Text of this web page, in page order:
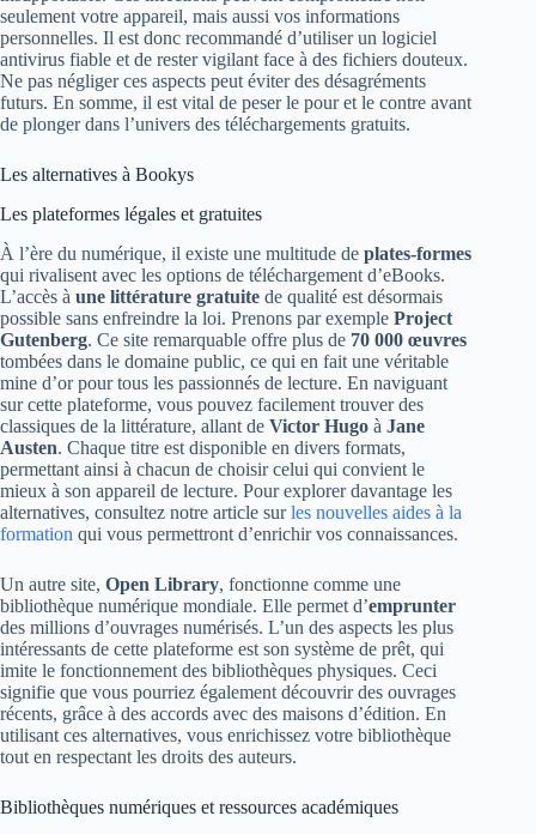
seulement votre appareil, mais aussi vos informations
personnelles. Il est donc recommandé d’utiliser un logiciel
antivirus fiable et de rester vigilant face à des fichiers douteux.
Ne pas négliger ces aspects peut éviter des désagréments
futurs. En somme, il est vital de peser le pour et le contre avant
de plonger dans l’univers des téléchargements gratuits.
Les alternatives à Bookys
Les plateformes légales et gratuites
À l’ère du numérique, il existe une multitude de plates-formes
qui rivalisent avec les options de téléchargement d’eBooks.
L’accès à une littérature gratuite de qualité est désormais
possible sans enfreindre la loi. Prenons par exemple Project
Gutenberg. Ce site remarquable offre plus de 70 000 œuvres
tombées dans le domaine public, ce qui en fait une véritable
mine d’or pour tous les passionnés de lecture. En naviguant
sur cette plateforme, vous pouvez facilement trouver des
classiques de la littérature, allant de Victor Hugo à Jane
Austen. Chaque titre est disponible en divers formats,
permettant ainsi à chacun de choisir celui qui convient le
mieux à son appareil de lecture. Pour explorer davantage les
alternatives, consultez notre article surles nouvelles aides à la
formation qui vous permettront d’enrichir vos connaissances.
Un autre site, Open Library, fonctionne comme une
bibliothèque numérique mondiale. Elle permet d’emprunter
des millions d’ouvrages numérisés. L’un des aspects les plus
intéressants de cette plateforme est son système de prêt, qui
imite le fonctionnement des bibliothèques physiques. Ceci
signifie que vous pourriez également découvrir des ouvrages
récents, grâce à des accords avec des maisons d’édition. En
utilisant ces alternatives, vous enrichissez votre bibliothèque
tout en respectant les droits des auteurs.
Bibliothèques numériques et ressources académiques